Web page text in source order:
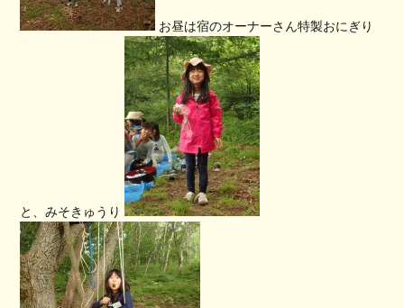
お昼は宿のオーナーさん特製おにぎり
と、みそきゅうり